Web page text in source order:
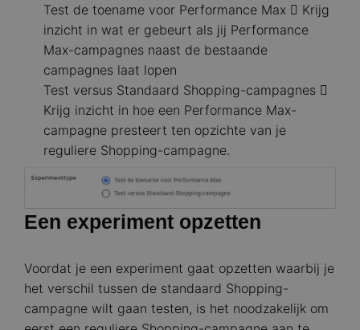
Test de toename voor Performance Max  Krijg
inzicht in wat er gebeurt als jij Performance
Max-campagnes naast de bestaande
campagnes laat lopen
Test versus Standaard Shopping-campagnes 
Krijg inzicht in hoe een Performance Max-
campagne presteert ten opzichte van je
reguliere Shopping-campagne.
Image
Een experiment opzetten
Voordat je een experiment gaat opzetten waarbij je
het verschil tussen de standaard Shopping-
campagne wilt gaan testen, is het noodzakelijk om